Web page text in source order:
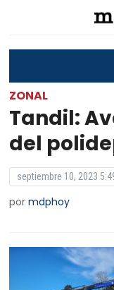
ZONAL
Tandil:
del
septiembre 10, 2023
pormdphoy